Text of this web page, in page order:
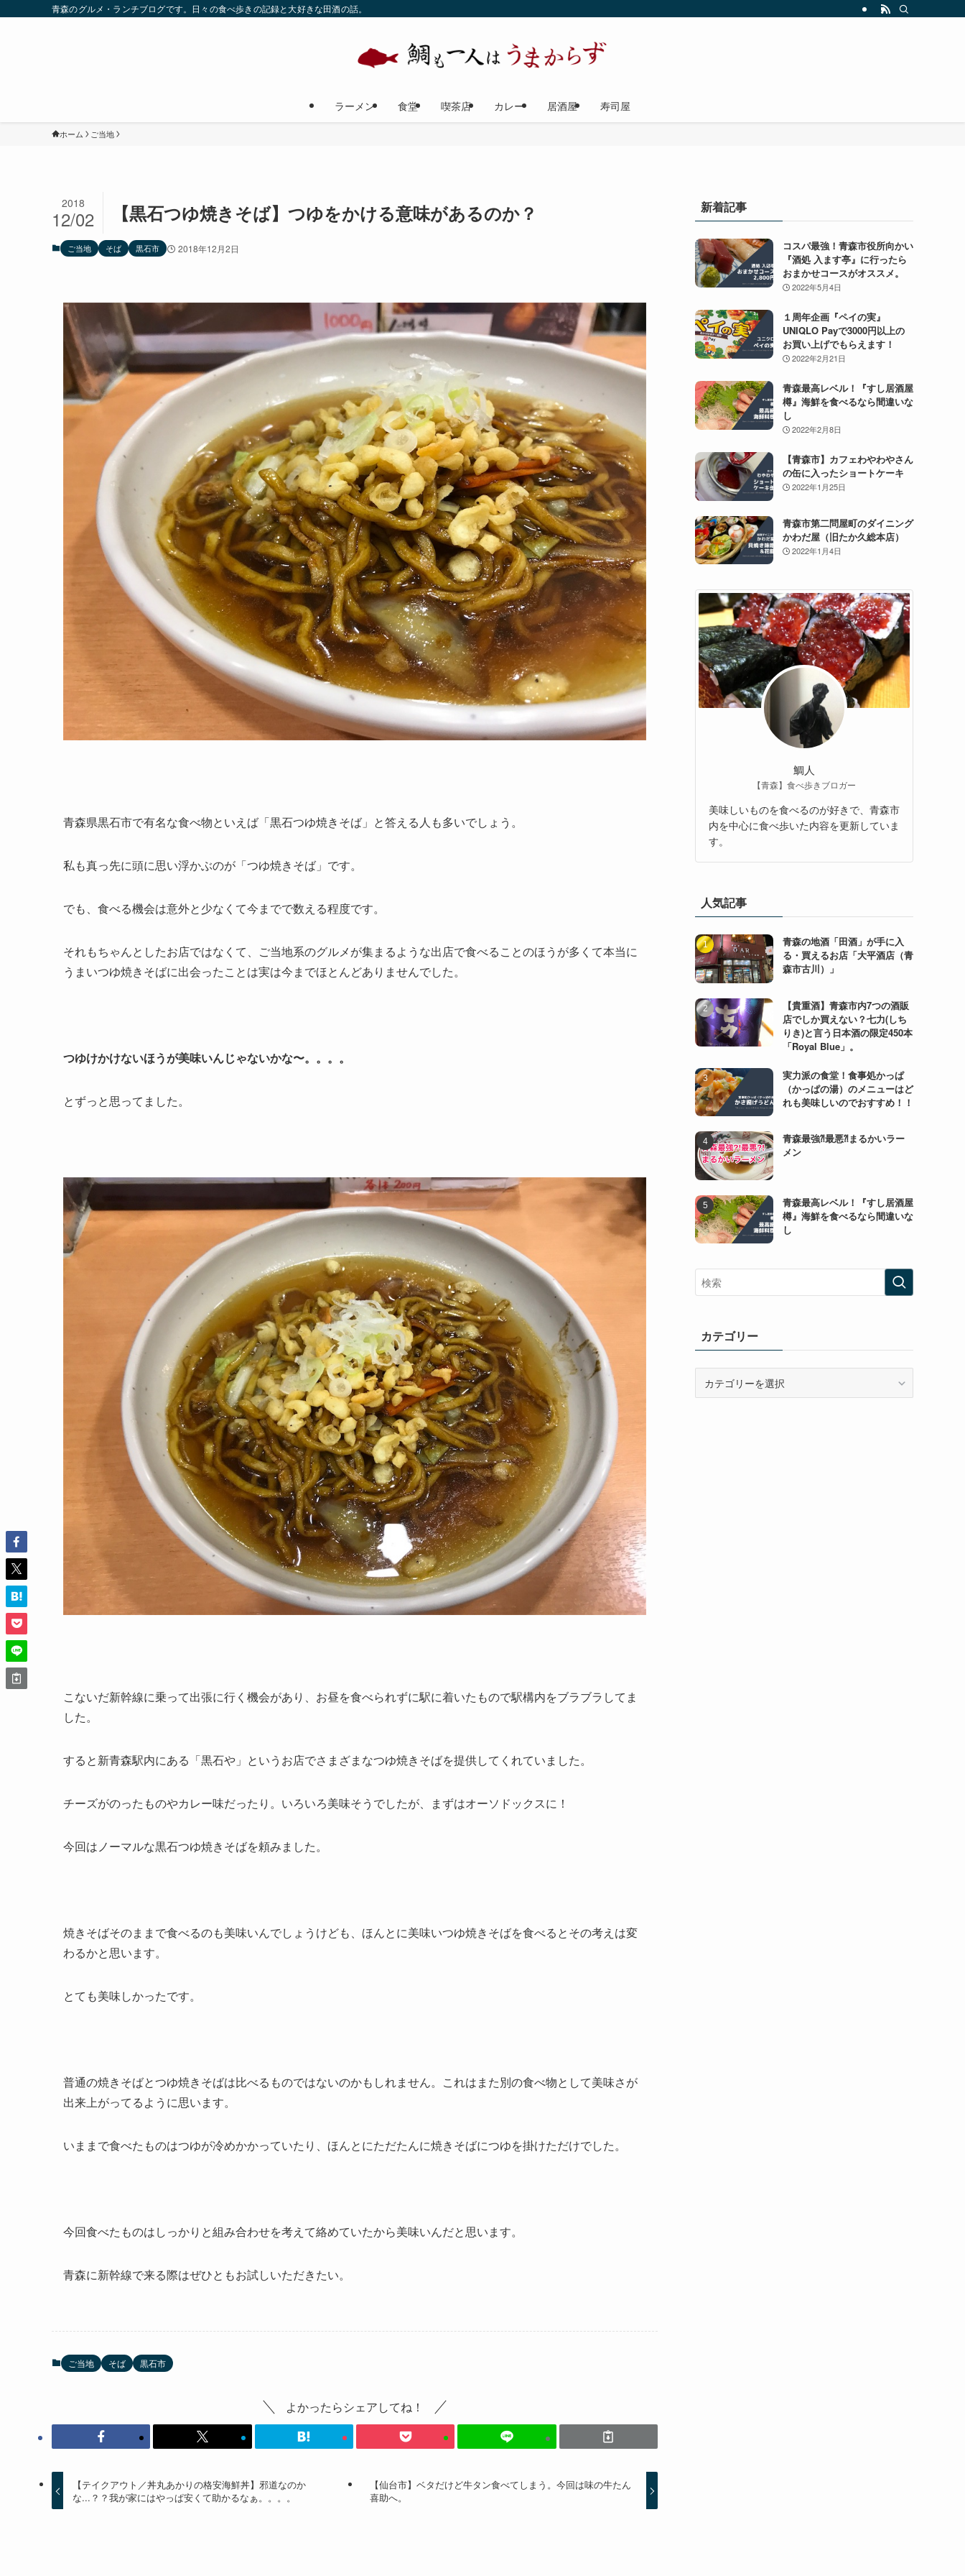
青森のグルメ・ランチブログです。日々の食べ歩きの記録と大好きな田酒の話。
ラーメン 食堂 喫茶店 カレー 居酒屋 寿司屋
ホーム ご当地
【黒石つゆ焼きそば】つゆをかける意味があるのか？
2018
12/02
ご当地 そば 黒石市 2018年12月2日
青森県黒石市で有名な食べ物といえば「黒石つゆ焼きそば」と答える人も多いでしょう。
私も真っ先に頭に思い浮かぶのが「つゆ焼きそば」です。
でも、食べる機会は意外と少なくて今までで数える程度です。
それもちゃんとしたお店ではなくて、ご当地系のグルメが集まるような出店で食べることのほうが多くて本当に
うまいつゆ焼きそばに出会ったことは実は今までほとんどありませんでした。
つゆけかけないほうが美味いんじゃないかな〜。。。。
とずっと思ってました。
こないだ新幹線に乗って出張に行く機会があり、お昼を食べられずに駅に着いたもので駅構内をブラブラしてま
した。
すると新青森駅内にある「黒石や」というお店でさまざまなつゆ焼きそばを提供してくれていました。
チーズがのったものやカレー味だったり。いろいろ美味そうでしたが、まずはオーソドックスに！
今回はノーマルな黒石つゆ焼きそばを頼みました。
焼きそばそのままで食べるのも美味いんでしょうけども、ほんとに美味いつゆ焼きそばを食べるとその考えは変
わるかと思います。
とても美味しかったです。
普通の焼きそばとつゆ焼きそばは比べるものではないのかもしれません。これはまた別の食べ物として美味さが
出来上がってるように思います。
いままで食べたものはつゆが冷めかかっていたり、ほんとにただたんに焼きそばにつゆを掛けただけでした。
今回食べたものはしっかりと組み合わせを考えて絡めていたから美味いんだと思います。
青森に新幹線で来る際はぜひともお試しいただきたい。
ご当地 そば 黒石市
よかったらシェアしてね！
【テイクアウト／丼丸あかりの格安海鮮丼】邪道なのか
な...？？我が家にはやっぱ安くて助かるなぁ。。。。
【仙台市】ベタだけど牛タン食べてしまう。今回は味の牛たん
喜助へ。
新着記事
コスパ最強！青森市役所向かい
『酒処 入ます亭』に行ったら
おまかせコースがオススメ。
2022年5月4日
１周年企画『ペイの実』
UNIQLO Payで3000円以上の
お買い上げでもらえます！
2022年2月21日
青森最高レベル！『すし居酒屋
樽』海鮮を食べるなら間違いな
し
2022年2月8日
【青森市】カフェわやわやさん
の缶に入ったショートケーキ
2022年1月25日
青森市第二問屋町のダイニング
かわだ屋（旧たか久総本店）
2022年1月4日
鯛人
【青森】食べ歩きブロガー
美味しいものを食べるのが好きで、青森市
内を中心に食べ歩いた内容を更新していま
す。
人気記事
青森の地酒「田酒」が手に入
る・買えるお店「大平酒店（青
森市古川）」
【貴重酒】青森市内7つの酒販
店でしか買えない？七力(しち
りき)と言う日本酒の限定450本
「Royal Blue」。
実力派の食堂！食事処かっぱ
（かっぱの湯）のメニューはど
れも美味しいのでおすすめ！！
青森最強⁈最悪⁈まるかいラー
メン
青森最高レベル！『すし居酒屋
樽』海鮮を食べるなら間違いな
し
カテゴリー